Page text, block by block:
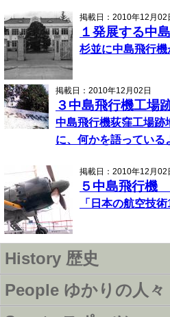
掲載日：2010年12月02
１発展する中
杉並に中島飛行
掲載日：2010年12月02日
３中島飛行機工場
中島飛行機荻窪工場跡
に、何かを語っている
掲載日：2010年12月02
５中島飛行機
「日本の航空技術
History 歴史
People ゆかりの人々